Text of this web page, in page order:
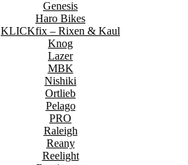
Genesis
Haro Bikes
KLICKfix – Rixen & Kaul
Knog
Lazer
MBK
Nishiki
Ortlieb
Pelago
PRO
Raleigh
Reany
Reelight